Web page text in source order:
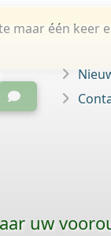
maar één keer
uw